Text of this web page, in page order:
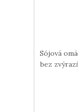
Sójová
bez